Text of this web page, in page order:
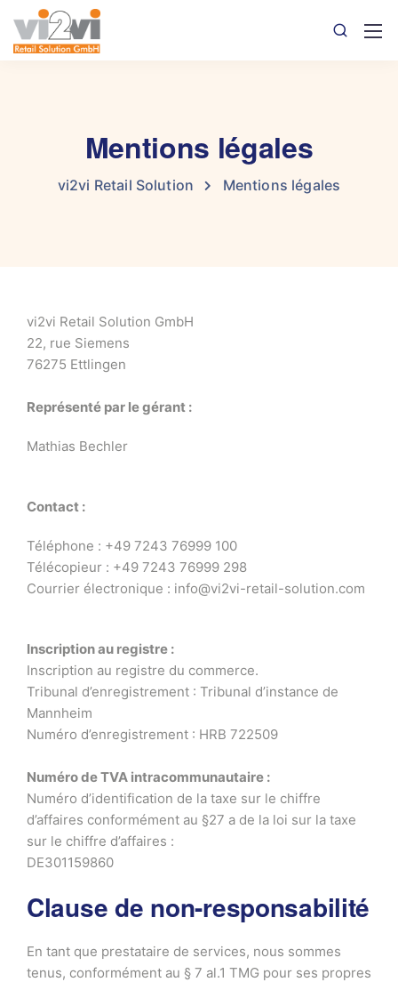
Mentions légales
vi2vi Retail Solution Mentions légales
vi2vi Retail Solution GmbH
22, rue Siemens
76275 Ettlingen
Représenté par le gérant :
Mathias Bechler
Contact :
Téléphone : +49 7243 76999 100
Télécopieur : +49 7243 76999 298
Courrier électronique : info@vi2vi-retail-solution.com
Inscription au registre :
Inscription au registre du commerce.
Tribunal d’enregistrement : Tribunal d’instance de
Mannheim
Numéro d’enregistrement : HRB 722509
Numéro de TVA intracommunautaire :
Numéro d’identification de la taxe sur le chiffre
d’affaires conformément au §27 a de la loi sur la taxe
sur le chiffre d’affaires :
DE301159860
Clause de non-responsabilité
En tant que prestataire de services, nous sommes
tenus, conformément au § 7 al.1 TMG pour ses propres